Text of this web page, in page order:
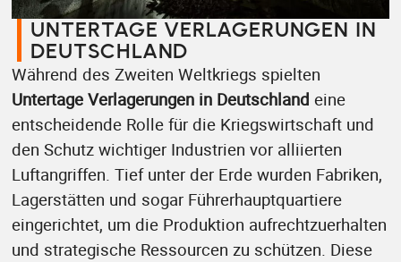
UNTERTAGE VERLAGERUNGEN IN
DEUTSCHLAND
Während des Zweiten Weltkriegs spielten
Untertage Verlagerungen in Deutschland eine
entscheidende Rolle für die Kriegswirtschaft und
den Schutz wichtiger Industrien vor alliierten
Luftangriffen. Tief unter der Erde wurden Fabriken,
Lagerstätten und sogar Führerhauptquartiere
eingerichtet, um die Produktion aufrechtzuerhalten
und strategische Ressourcen zu schützen. Diese